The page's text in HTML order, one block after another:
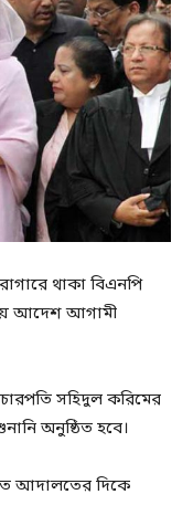
থাকা বিএনপি
আদেশ আগামী
সহিদুল করিমের
অনুষ্ঠিত হবে।
আদালতের দিকে